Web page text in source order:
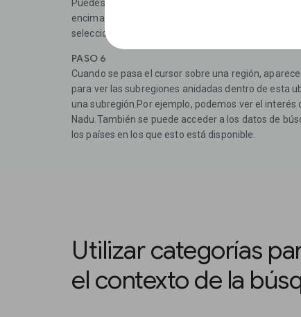
Puedes navegar por una lista de lugares haciendo
encimadel gráfico de series de tiempo. Desplázate
selecciona «Todo el mundo» para todos los datos.
PASO 6
Cuando se pasa el cursor sobre una región,
para ver las subregiones anidadas dentro de esta
una subregión.Por ejemplo, podemos ver el interés
Nadu.También se puede acceder a los datos de
los países en los que esto está disponible.
Utilizar categorías
el contexto de la